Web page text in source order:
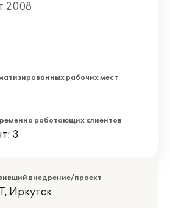
2008
рабочих мест
работающих клиентов
3
внедрение/проект
Иркутск